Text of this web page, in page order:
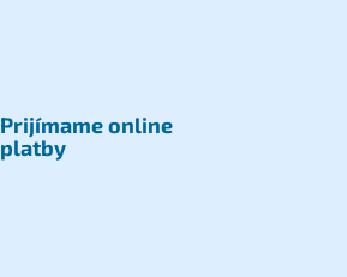
Prijímame online
platby